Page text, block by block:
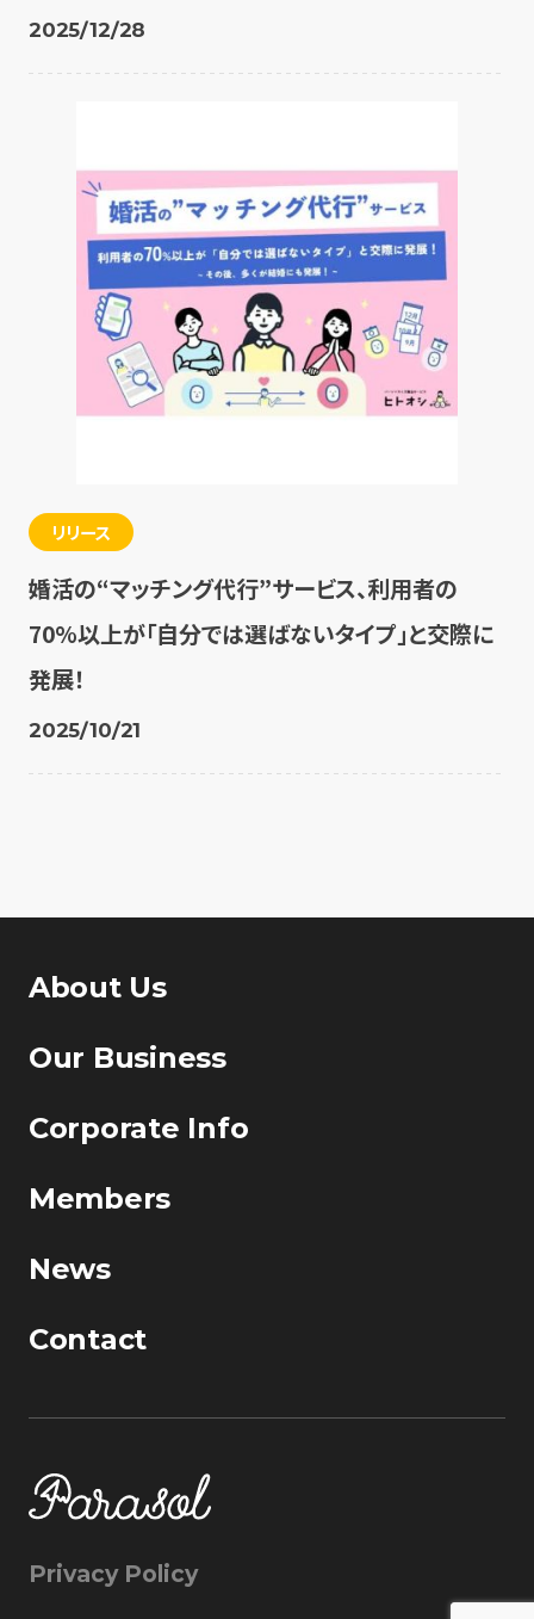
2025/12/28
リリース
婚活の“マッチング代行”サービス、利用者の
70%以上が「自分では選ばないタイプ」と交際に
発展！
2025/10/21
About Us
Our Business
Corporate Info
Members
News
Contact
Privacy Policy